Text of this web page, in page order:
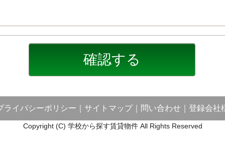
ライバシーポリシー サイトマップ｜ 問い合わせ 登録会社
Copyright (C) 学校から探す賃貸物件 All Rights Reserved